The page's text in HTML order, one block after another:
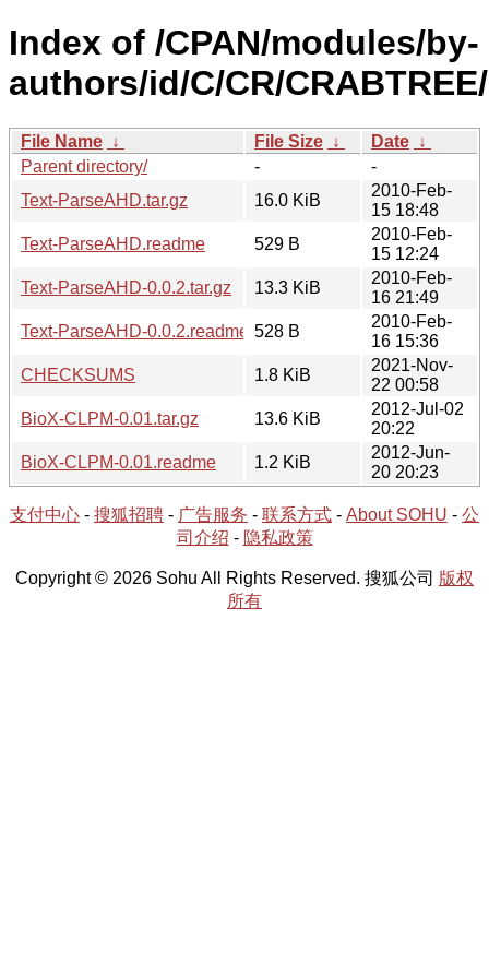
Index of /CPAN/modules/by-
authors/id/C/CR/CRABTREE/
File Name ↓ File Size ↓ Date ↓
Parent directory/
-
-
Text-ParseAHD.tar.gz
16.0 KiB
2010-Feb-
15 18:48
Text-ParseAHD.readme
529 B
2010-Feb-
15 12:24
Text-ParseAHD-0.0.2.tar.gz
13.3 KiB
2010-Feb-
16 21:49
Text-ParseAHD-0.0.2.readme 528 B
2010-Feb-
16 15:36
CHECKSUMS
1.8 KiB
2021-Nov-
22 00:58
BioX-CLPM-0.01.tar.gz
13.6 KiB
2012-Jul-02
20:22
BioX-CLPM-0.01.readme
1.2 KiB
2012-Jun-
20 20:23
支付中心 - 搜狐招聘 - 广告服务 - 联系方式 - About SOHU - 公
司介绍 - 隐私政策
Copyright © 2026 Sohu All Rights Reserved. 搜狐公司 版权
所有